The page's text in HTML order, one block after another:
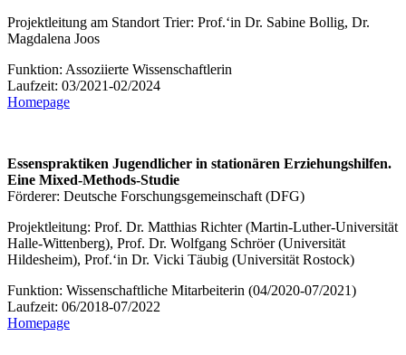
Projektleitung am Standort Trier: Prof.‘in Dr. Sabine Bollig, Dr.
Magdalena Joos
Funktion: Assoziierte Wissenschaftlerin
Laufzeit: 03/2021-02/2024
Homepage
Essenspraktiken Jugendlicher in stationären Erziehungshilfen.
Eine Mixed-Methods-Studie
Förderer: Deutsche Forschungsgemeinschaft (DFG)
Projektleitung: Prof. Dr. Matthias Richter (Martin-Luther-Universität
Halle-Wittenberg), Prof. Dr. Wolfgang Schröer (Universität
Hildesheim), Prof.‘in Dr. Vicki Täubig (Universität Rostock)
Funktion: Wissenschaftliche Mitarbeiterin (04/2020-07/2021)
Laufzeit: 06/2018-07/2022
Homepage